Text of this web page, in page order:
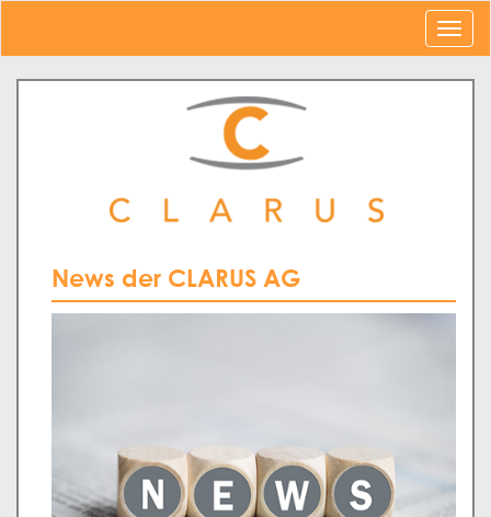
News der CLARUS AG